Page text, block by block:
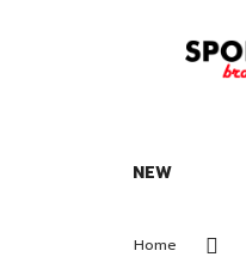
Continut
NEW
Home